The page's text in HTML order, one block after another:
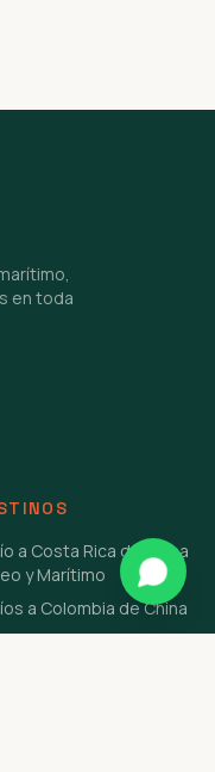
en toda
a Costa Rica de China
y Marítimo
a Colombia de China